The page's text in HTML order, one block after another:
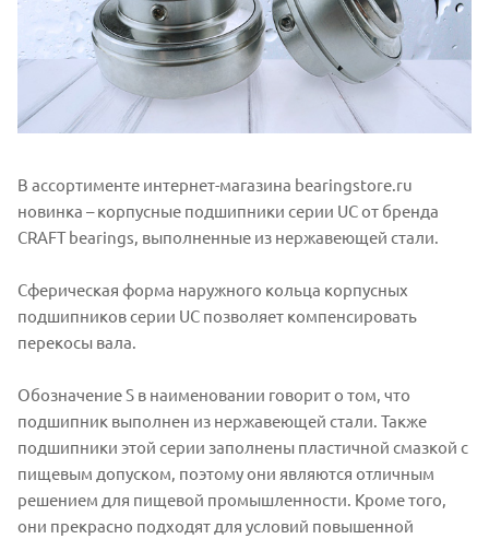
В ассортименте интернет-магазина bearingstore.ru
новинка – корпусные подшипники серии UC от бренда
CRAFT bearings, выполненные из нержавеющей стали.
Сферическая форма наружного кольца корпусных
подшипников серии UC позволяет компенсировать
перекосы вала.
Обозначение S в наименовании говорит о том, что
подшипник выполнен из нержавеющей стали. Также
подшипники этой серии заполнены пластичной смазкой с
пищевым допуском, поэтому они являются отличным
решением для пищевой промышленности. Кроме того,
они прекрасно подходят для условий повышенной